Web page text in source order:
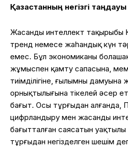
Қазақстанның негізгі
Жасанды интеллект тақырыбы
тренд немесе жаһандық күн
емес. Бұл экономиканың
жұмыспен қамту сапасына,
тиімділігіне, ғылымның дамуына
орнықтылығына тікелей әсер
бағыт. Осы тұрғыдан алғанда,
цифрландыру мен жасанды
бағытталған саясатын уақтылы
тұрғыдан негізделген шешім